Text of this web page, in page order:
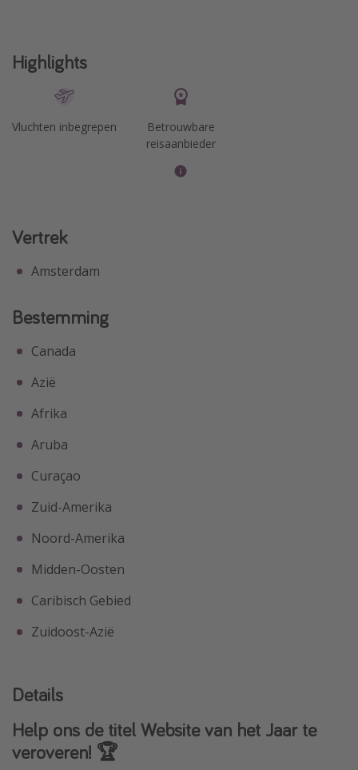
Highlights
Vluchten inbegrepen
Betrouwbare
reisaanbieder
Vertrek
Amsterdam
Bestemming
Canada
Azië
Afrika
Aruba
Curaçao
Zuid-Amerika
Noord-Amerika
Midden-Oosten
Caribisch Gebied
Zuidoost-Azië
Details
Help ons de titel Website van het Jaar te
veroveren! 🏆